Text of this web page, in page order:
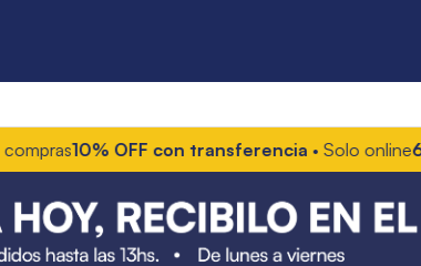
10% OFF con transferencia• Solo online6 cuotas